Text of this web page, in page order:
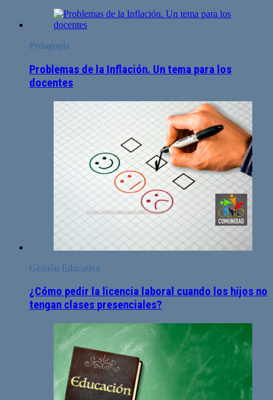
Pedagogía
Problemas de la Inflación. Un tema para los
docentes
Gestión Educativa
¿Cómo pedir la licencia laboral cuando los hijos no
tengan clases presenciales?